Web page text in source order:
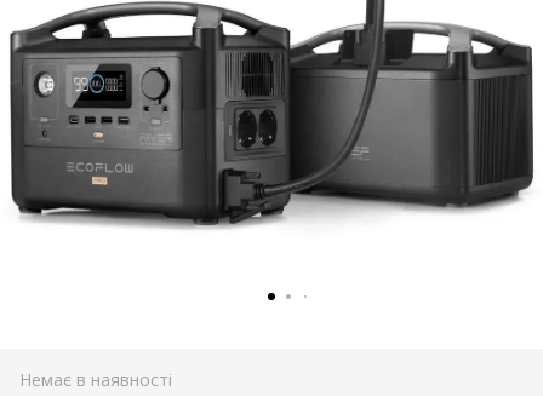
Немає в наявності